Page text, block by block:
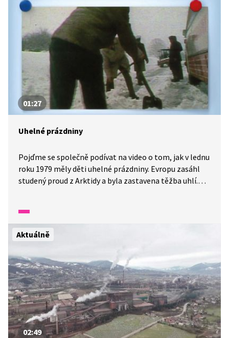
01:27
Uhelné prázdniny
Pojďme se společně podívat na video o tom, jak v lednu
roku 1979 měly děti uhelné prázdniny. Evropu zasáhl
studený proud z Arktidy a byla zastavena těžba uhlí.
školách, později byly vyhlášeny uhelné prázdniny, které
trvaly tři týdny. Holky a kluci si tak užívali zimních
radovánek, kvůli zameškané výuce ale poté nebyly jarní
Aktuálně
02:49